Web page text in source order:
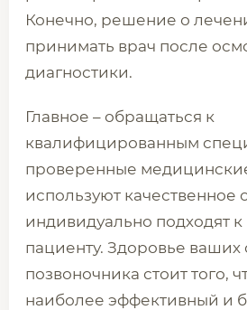
Конечно, решение о
принимать врач после
диагностики.
Главное – обращаться к
квалифицированным
проверенные
используют качественное
индивидуально подходят
пациенту. Здоровье ваших
позвоночника стоит того,
наиболее эффективный и